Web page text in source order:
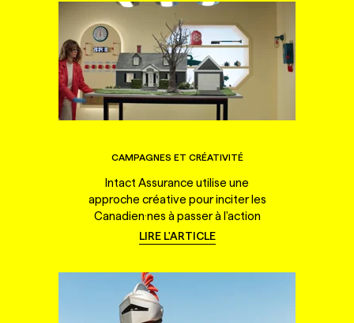
CAMPAGNES ET CRÉATIVITÉ
Intact Assurance utilise une
approche créative pour inciter les
Canadien·nes à passer à l'action
LIRE L'ARTICLE